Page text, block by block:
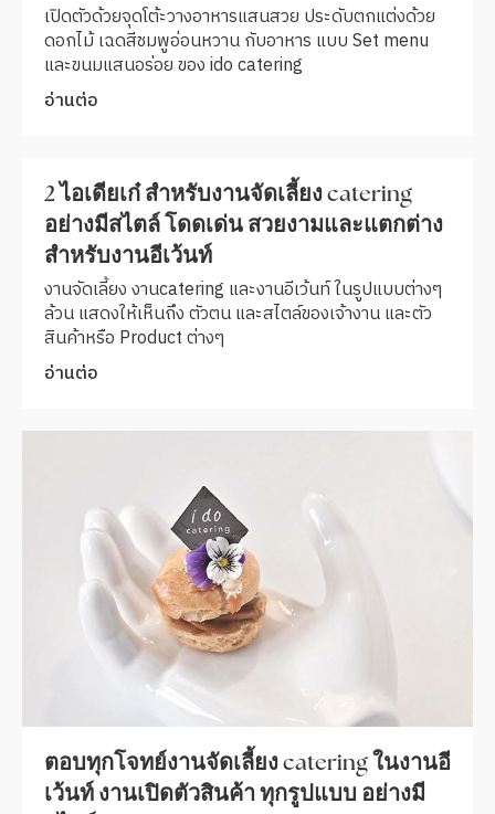
เปิดตัวด้วยจุดโต้ะวางอาหารแสนสวย ประดับตกแต่งด้วย
ดอกไม้ เฉดสีชมพูอ่อนหวาน กับอาหาร แบบ Set menu
และขนมแสนอร่อย ของ ido catering
อ่านต่อ
2 ไอเดียเก๋ สำหรับงานจัดเลี้ยง catering
อย่างมีสไตล์ โดดเด่น สวยงามและแตกต่าง
สำหรับงานอีเว้นท์
งานจัดเลี้ยง งานcatering และงานอีเว้นท์ ในรูปแบบต่างๆ
ล้วน แสดงให้เห็นถึง ตัวตน และสไตล์ของเจ้างาน และตัว
สินค้าหรือ Product ต่างๆ